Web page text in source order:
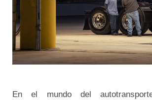
En el mundo del